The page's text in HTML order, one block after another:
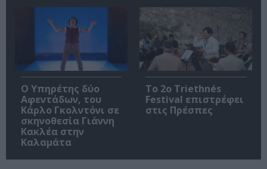
Ο Υπηρέτης δύο
Αφεντάδων, του
Κάρλο Γκολντόνι σε
σκηνοθεσία Γιάννη
Κακλέα στην
Καλαμάτα
Το 2ο Triethnés
Festival επιστρέφει
στις Πρέσπες